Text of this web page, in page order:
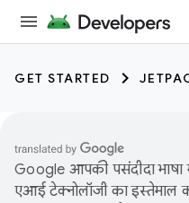
GET STARTED
Google आपकी पसंदीदा
एआई टेक्नोलॉजी का इस्तेमाल